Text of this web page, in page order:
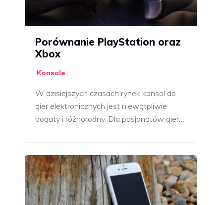
Porównanie PlayStation oraz
Xbox
Konsole
W dzisiejszych czasach rynek konsol do
gier elektronicznych jest niewątpliwie
bogaty i różnorodny. Dla pasjonatów gier…